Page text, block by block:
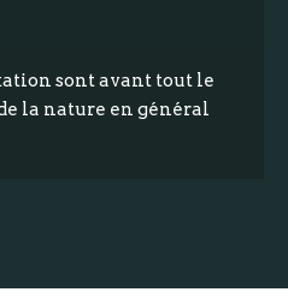
sont avant tout le
la nature en général